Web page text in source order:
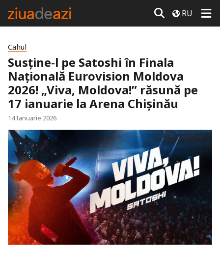
RU
Cahul
Susține-l pe Satoshi în Finala
Națională Eurovision Moldova
2026! „Viva, Moldova!” răsună pe
17 ianuarie la Arena Chișinău
14 Ianuarie 2026